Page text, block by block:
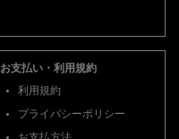
お支払い・利用規約
利用規約
プライバシーポリシー